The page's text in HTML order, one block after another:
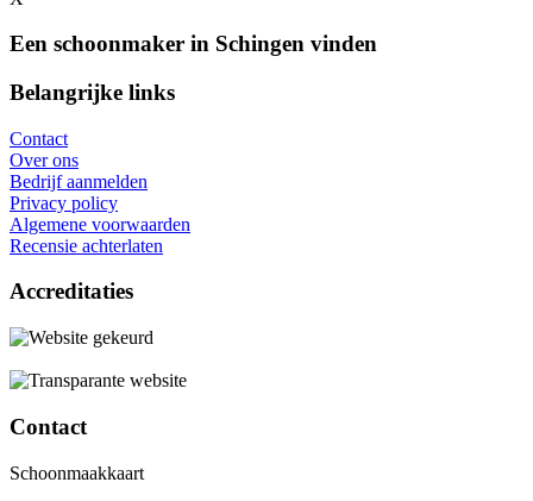
Een schoonmaker in Schingen vinden
Belangrijke links
Contact
Over ons
Bedrijf aanmelden
Privacy policy
Algemene voorwaarden
Recensie achterlaten
Accreditaties
Contact
Schoonmaakkaart